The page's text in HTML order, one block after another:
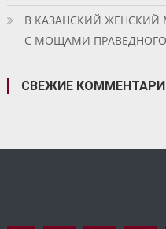
В КАЗАНСКИЙ ЖЕНСКИЙ
С МОЩАМИ
СВЕЖИЕ